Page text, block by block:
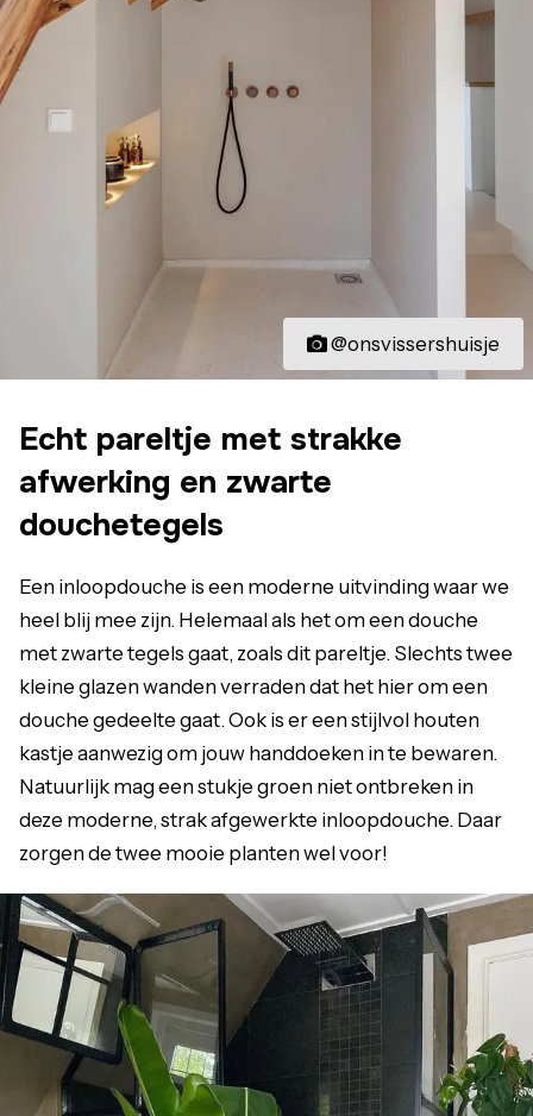
@onsvissershuisje
Echt pareltje met strakke
afwerking en zwarte
douchetegels
Een inloopdouche is een moderne uitvinding waar we
heel blij mee zijn. Helemaal als het om een douche
met zwarte tegels gaat, zoals dit pareltje. Slechts twee
kleine glazen wanden verraden dat het hier om een
douche gedeelte gaat. Ook is er een stijlvol houten
kastje aanwezig om jouw handdoeken in te bewaren.
Natuurlijk mag een stukje groen niet ontbreken in
deze moderne, strak afgewerkte inloopdouche. Daar
zorgen de twee mooie planten wel voor!